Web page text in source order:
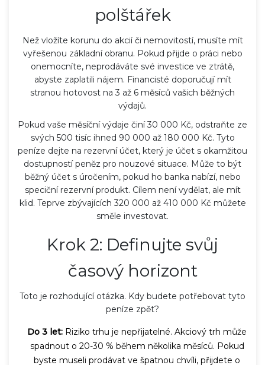
polštářek
Než vložíte korunu do akcií či nemovitostí, musíte mít
vyřešenou základní obranu. Pokud přijde o práci nebo
onemocníte, neprodáváte své investice ve ztrátě,
abyste zaplatili nájem. Financisté doporučují mít
stranou hotovost na 3 až 6 měsíců vašich běžných
výdajů.
Pokud vaše měsíční výdaje činí 30 000 Kč, odstraňte ze
svých 500 tisíc ihned 90 000 až 180 000 Kč. Tyto
peníze dejte na rezervní účet, který je účet s okamžitou
dostupností peněz pro nouzové situace. Může to být
běžný účet s úročením, pokud ho banka nabízí, nebo
speciční rezervní produkt. Cílem není vydělat, ale mít
klid. Teprve zbývajících 320 000 až 410 000 Kč můžete
směle investovat.
Krok 2: Definujte svůj
časový horizont
Toto je rozhodující otázka. Kdy budete potřebovat tyto
peníze zpět?
Do 3 let: Riziko trhu je nepřijatelné. Akciový trh může
spadnout o 20-30 % během několika měsíců. Pokud
byste museli prodávat ve špatnou chvíli, přijdete o